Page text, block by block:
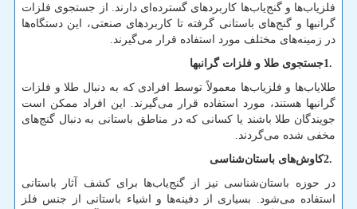
فلزیاب‌ها و گنج‌یاب‌ها کاربردهای گسترده‌ای دارند. از جستجوی فلزات
گرانبها و گنج‌های باستانی گرفته تا کاربردهای صنعتی، این دستگاه‌ها
در زمینه‌های مختلف مورد استفاده قرار می‌گیرند.
1.جستجوی طلا و فلزات گرانبها
طلایاب‌ها و فلزیاب‌ها معمولاً توسط افرادی که به دنبال طلا و فلزات
گرانبها هستند، مورد استفاده قرار می‌گیرند. این افراد ممکن است
جویندگان طلا باشند یا کسانی که در مناطق باستانی به دنبال گنج‌های
مخفی شده می‌گردند.
2.کاوش‌های باستان‌شناسی
در حوزه باستان‌شناسی نیز از گنج‌یاب‌ها برای کشف آثار باستانی
استفاده می‌شود. بسیاری از دفینه‌ها و اشیاء باستانی از جنس فلز